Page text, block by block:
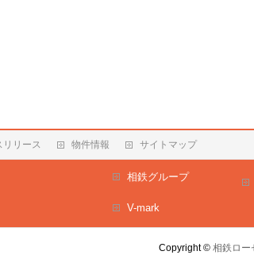
リリース 物件情報 サイトマップ
相鉄グループ
V-mark
Copyright © 相鉄ロー